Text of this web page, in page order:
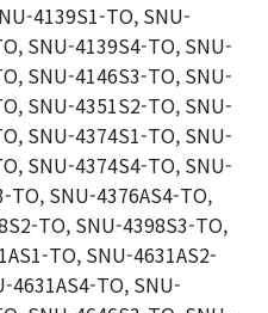
4139S1-TO, SNU-
SNU-4139S4-TO, SNU-
SNU-4146S3-TO, SNU-
SNU-4351S2-TO, SNU-
SNU-4374S1-TO, SNU-
SNU-4374S4-TO, SNU-
TO, SNU-4376AS4-TO,
TO, SNU-4398S3-TO,
TO, SNU-4631AS2-
4631AS4-TO, SNU-